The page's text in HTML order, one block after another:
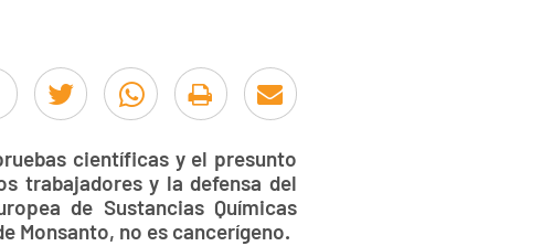
científicas y el presunto
trabajadores y la defensa del
de Sustancias Químicas
Monsanto, no es cancerígeno.